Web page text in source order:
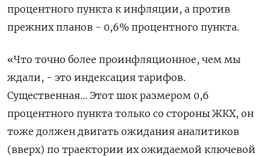
процентного пункта к инфляции, а против
прежних планов - 0,6% процентного пункта.
«Что точно более проинфляционное, чем мы
ждали, - это индексация тарифов.
Существенная... Этот шок размером 0,6
процентного пункта только со стороны ЖКХ, он
тоже должен двигать ожидания аналитиков
(вверх) по траектории их ожидаемой ключевой